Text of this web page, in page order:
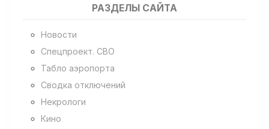
РАЗДЕЛЫ САЙТА
Новости
Спецпроект. СВО
Табло аэропорта
Сводка отключений
Некрологи
Кино